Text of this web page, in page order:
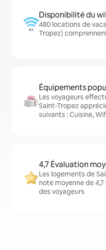
Disponibilité du
480 locations de
Tropez)
Équipements
Les voyageurs
Saint-Tropez
suivants : Cuisine,
4,7 Évaluation
Les logements de
note moyenne de
des voyageurs